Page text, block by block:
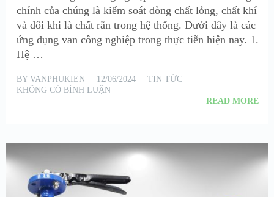
chính của chúng là kiểm soát dòng chất lỏng, chất khí
và đôi khi là chất rắn trong hệ thống. Dưới đây là các
ứng dụng van công nghiệp trong thực tiễn hiện nay. 1.
Hệ …
BY VANPHUKIEN 12/06/2024
TIN TỨC
KHÔNG CÓ BÌNH LUẬN
READ MORE